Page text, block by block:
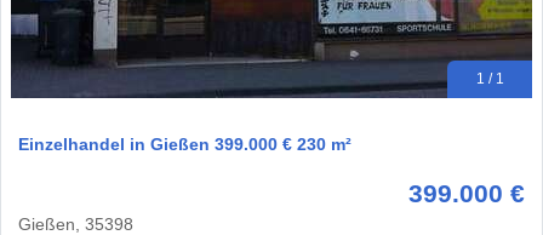
1 / 1
Einzelhandel in Gießen 399.000 € 230 m²
399.000 €
Gießen, 35398